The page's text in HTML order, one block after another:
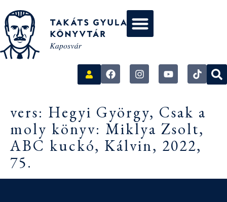
vers: Hegyi György, Csak a
moly könyv: Miklya Zsolt,
ABC kuckó, Kálvin, 2022,
75.